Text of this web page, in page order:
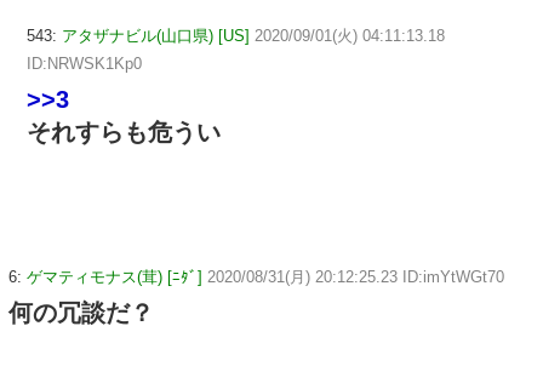
543: アタザナビル(山口県) [US] 2020/09/01(火) 04:11:13.18
ID:NRWSK1Kp0
>>3
それすらも危うい
6: ゲマティモナス(茸) [ﾆﾀﾞ] 2020/08/31(月) 20:12:25.23 ID:imYtWGt70
何の冗談だ？